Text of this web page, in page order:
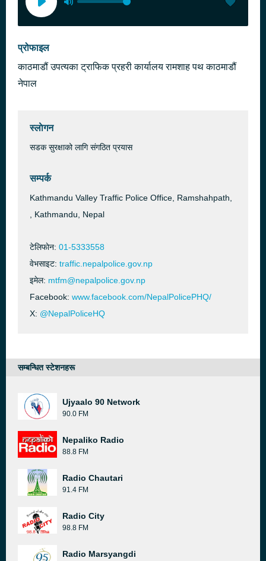
प्रोफाइल
काठमाडौं उपत्यका ट्राफिक प्रहरी कार्यालय रामशाह पथ काठमाडौं
नेपाल
स्लाेगन
सडक सुरक्षाको लागि संगठित प्रयास
सम्पर्क
Kathmandu Valley Traffic Police Office, Ramshahpath,
, Kathmandu, Nepal
टेलिफाेन: 01-5333558
वेभसाइट: traffic.nepalpolice.gov.np
इमेल: mtfm@nepalpolice.gov.np
Facebook: www.facebook.com/NepalPolicePHQ/
X: @NepalPoliceHQ
सम्बन्धित स्टेशनहरू
Ujyaalo 90 Network
90.0 FM
Nepaliko Radio
88.8 FM
Radio Chautari
91.4 FM
Radio City
98.8 FM
Radio Marsyangdi